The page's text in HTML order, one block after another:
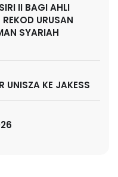
II BAGI AHLI
URUSAN
SYARIAH
UNISZA KE JAKESS